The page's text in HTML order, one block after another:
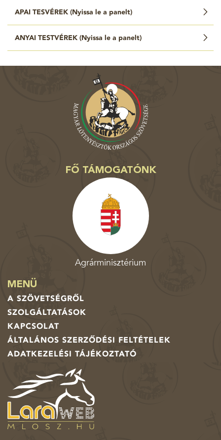
APAI TESVÉREK ( Nyissa le a panelt)
ANYAI TESTVÉREK ( Nyissa le a panelt)
FŐ TÁMOGATÓNK
Agrárminisztérium
MENÜ
A SZÖVETSÉGRŐL
SZOLGÁLTATÁSOK
KAPCSOLAT
ÁLTALÁNOS SZERZŐDÉSI FELTÉTELEK
ADATKEZELÉSI TÁJÉKOZTATÓ